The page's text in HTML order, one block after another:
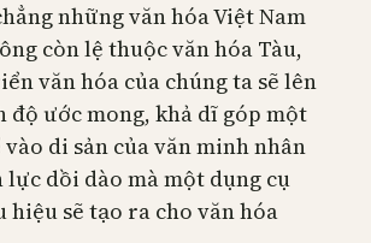
những văn hóa Việt Nam
còn lệ thuộc văn hóa Tàu,
văn hóa của chúng ta sẽ lên
ước mong, khả dĩ góp một
di sản của văn minh nhân
dồi dào mà một dụng cụ
hiệu sẽ tạo ra cho văn hóa